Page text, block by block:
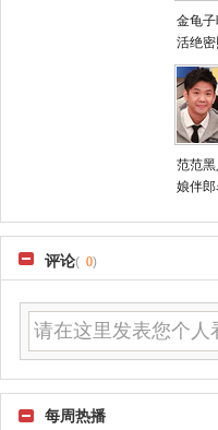
金龟
活绝
范范
娘伴
评论( 0)
每周热播